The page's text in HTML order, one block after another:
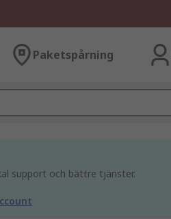
Paketspårning
support och bättre tjänster.